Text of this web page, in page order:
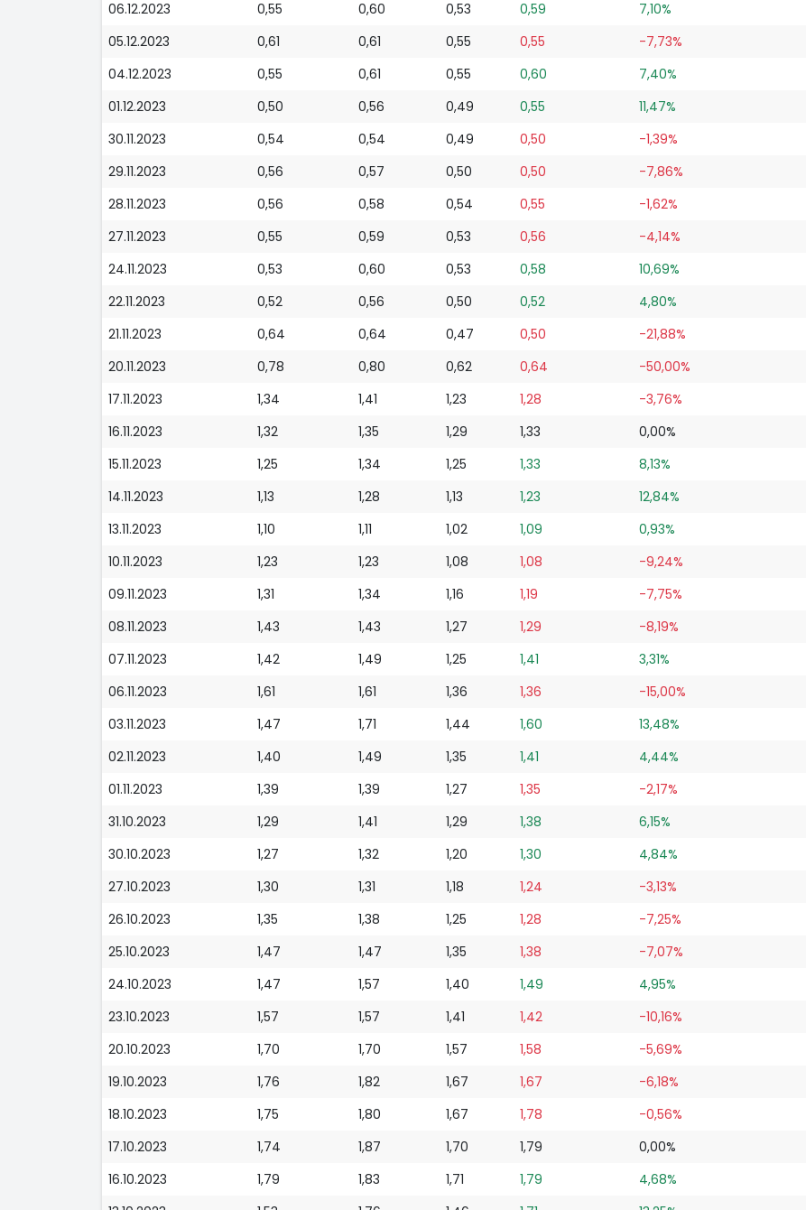
06.12.2023
0,55 0,60 0,53 0,59 7,10%
05.12.2023
0,61 0,61 0,55 0,55 -7,73%
04.12.2023
0,55 0,61 0,55 0,60 7,40%
01.12.2023
0,50 0,56 0,49 0,55 11,47%
30.11.2023
0,54 0,54 0,49 0,50 -1,39%
29.11.2023
0,56 0,57 0,50 0,50 -7,86%
28.11.2023
0,56 0,58 0,54 0,55 -1,62%
27.11.2023
0,55 0,59 0,53 0,56 -4,14%
24.11.2023
0,53 0,60 0,53 0,58 10,69%
22.11.2023
0,52 0,56 0,50 0,52 4,80%
21.11.2023
0,64 0,64 0,47 0,50 -21,88%
20.11.2023
0,78 0,80 0,62 0,64 -50,00%
17.11.2023
1,34 1,41 1,23 1,28 -3,76%
16.11.2023
1,32 1,35 1,29 1,33 0,00%
15.11.2023
1,25 1,34 1,25 1,33 8,13%
14.11.2023
1,13 1,28 1,13 1,23 12,84%
13.11.2023
1,10 1,11 1,02 1,09 0,93%
10.11.2023
1,23 1,23 1,08 1,08 -9,24%
09.11.2023
1,31 1,34 1,16 1,19 -7,75%
08.11.2023
1,43 1,43 1,27 1,29 -8,19%
07.11.2023
1,42 1,49 1,25 1,41 3,31%
06.11.2023
1,61 1,61 1,36 1,36 -15,00%
03.11.2023
1,47 1,71 1,44 1,60 13,48%
02.11.2023
1,40 1,49 1,35 1,41 4,44%
01.11.2023
1,39 1,39 1,27 1,35 -2,17%
31.10.2023
1,29 1,41 1,29 1,38 6,15%
30.10.2023
1,27 1,32 1,20 1,30 4,84%
27.10.2023
1,30 1,31 1,18 1,24 -3,13%
26.10.2023
1,35 1,38 1,25 1,28 -7,25%
25.10.2023
1,47 1,47 1,35 1,38 -7,07%
24.10.2023
1,47 1,57 1,40 1,49 4,95%
23.10.2023
1,57 1,57 1,41 1,42 -10,16%
20.10.2023
1,70 1,70 1,57 1,58 -5,69%
19.10.2023
1,76 1,82 1,67 1,67 -6,18%
18.10.2023
1,75 1,80 1,67 1,78 -0,56%
17.10.2023
1,74 1,87 1,70 1,79 0,00%
16.10.2023
1,79 1,83 1,71 1,79 4,68%